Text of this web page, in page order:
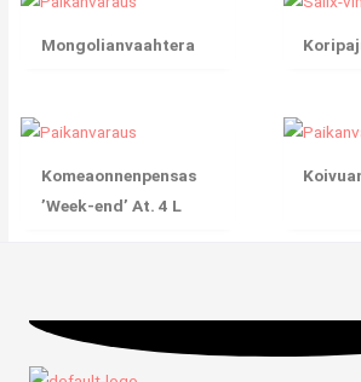
Mongolianvaahtera
Komeaonnenpensas
’Week-end’ At. 4 L